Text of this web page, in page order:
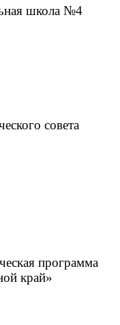
школа №4
совета
программа
край»